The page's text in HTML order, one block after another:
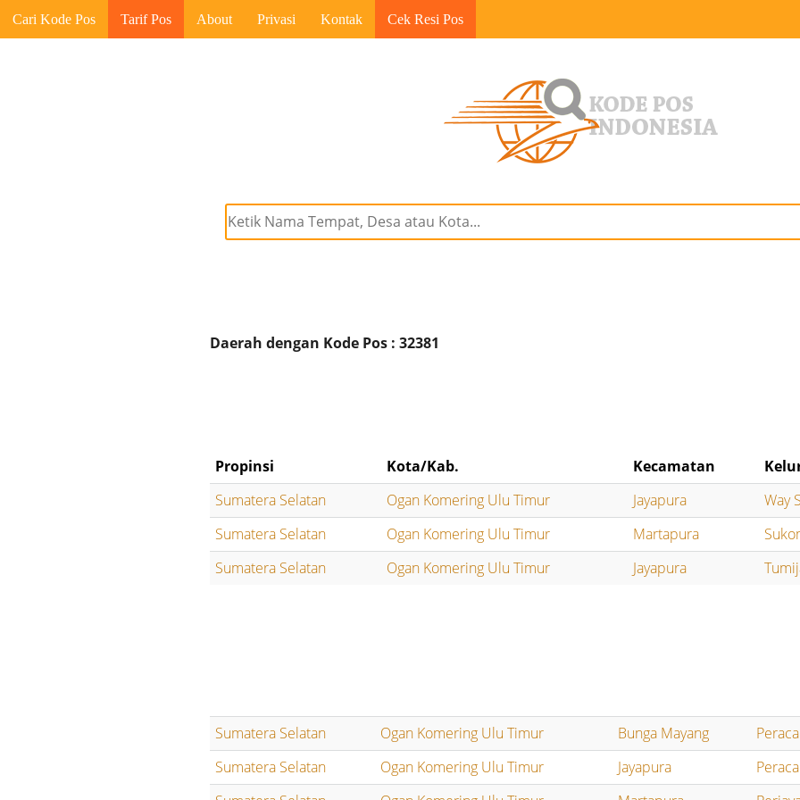
Cari Kode Pos Tarif Pos About Privasi Kontak Cek Resi Pos
Daerah dengan Kode Pos : 32381
Propinsi Kota/Kab. Kecamatan
Sumatera Selatan
Ogan Komering Ulu Timur Jayapura
Way
Sumatera Selatan
Ogan Komering Ulu Timur Martapura
Sumatera Selatan
Ogan Komering Ulu Timur Jayapura
Sumatera Selatan Ogan Komering Ulu Timur Bunga Mayang
Sumatera Selatan
Ogan Komering Ulu Timur Jayapura